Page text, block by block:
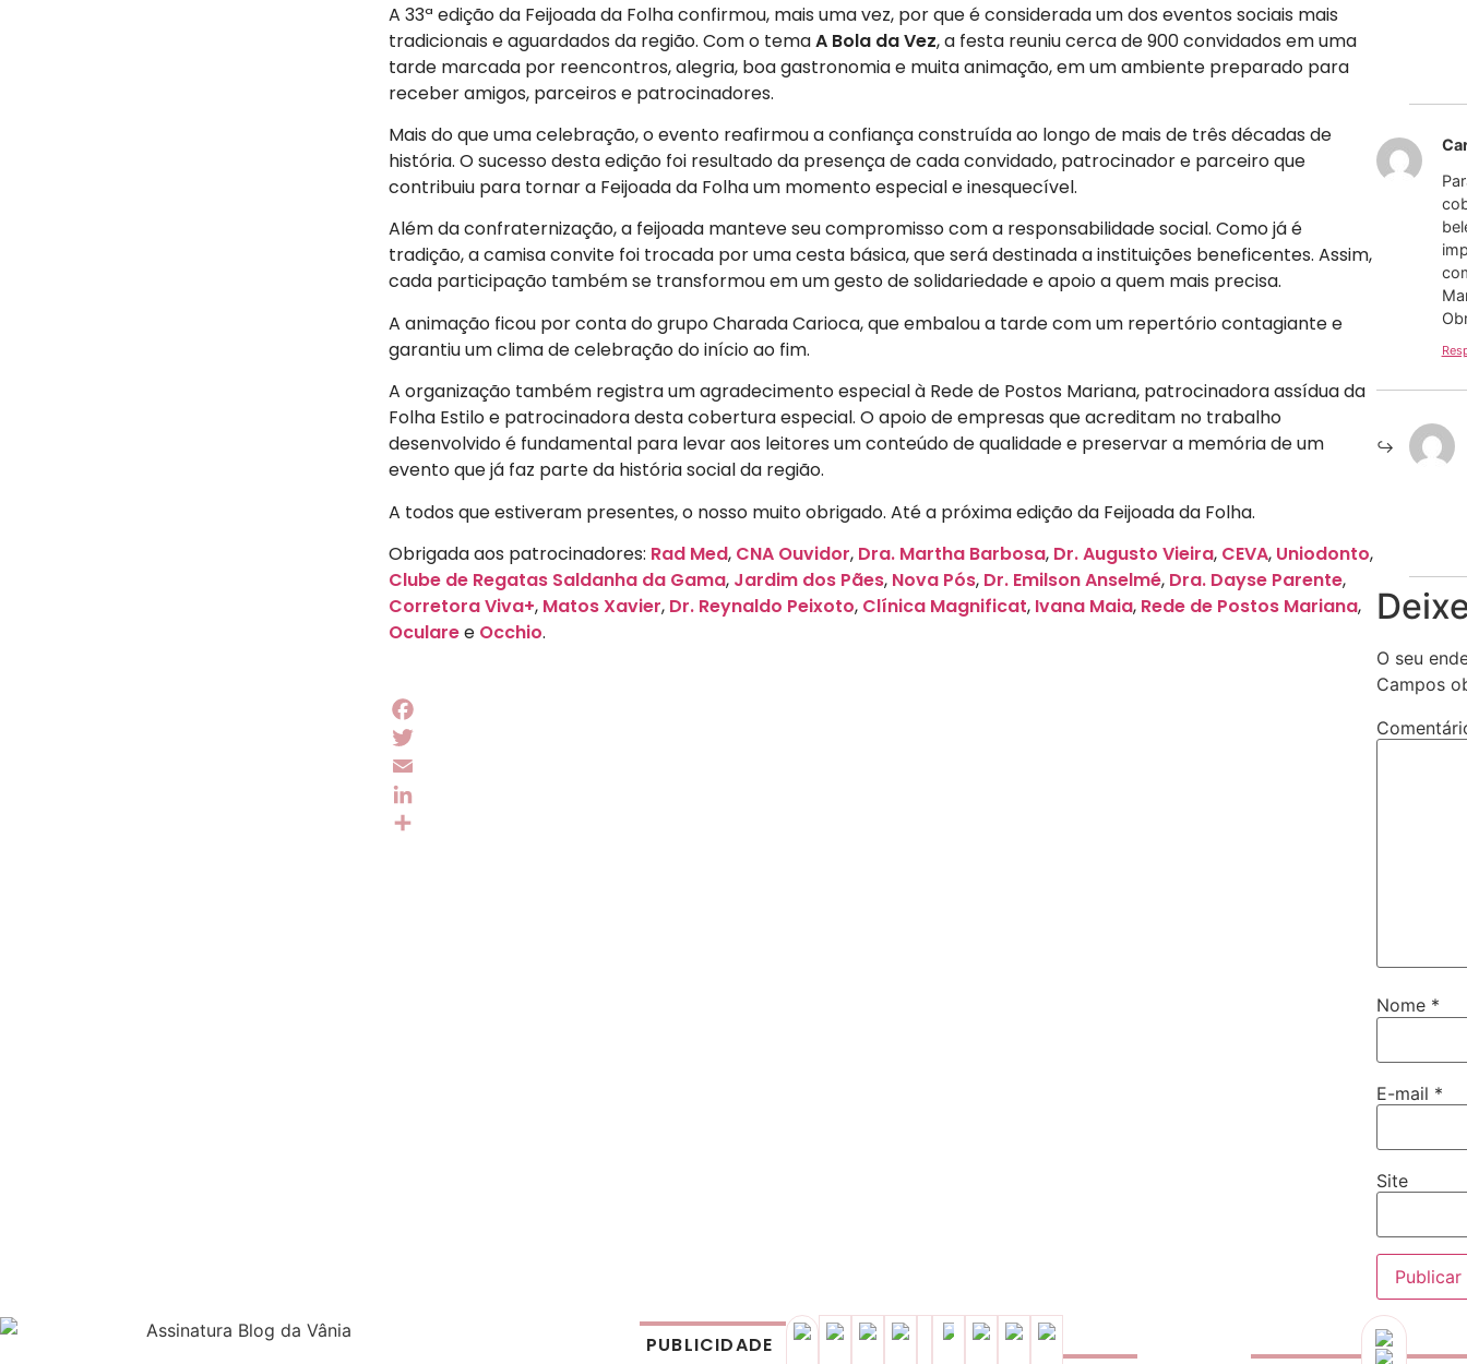
A 33ª edição da Feijoada da Folha confirmou, mais uma vez, por que é considerada um dos eventos sociais mais
tradicionais e aguardados da região. Com o temaA Bola da Vez, a festa reuniu cerca de 900 convidados em uma
tarde marcada por reencontros, alegria, boa gastronomia e muita animação, em um ambiente preparado para
receber amigos, parceiros e patrocinadores.
Mais do que uma celebração, o evento reafirmou a confiança construída ao longo de mais de três décadas de
história. O sucesso desta edição foi resultado da presença de cada convidado, patrocinador e parceiro que
contribuiu para tornar a Feijoada da Folha um momento especial e inesquecível.
Além da confraternização, a feijoada manteve seu compromisso com a responsabilidade social. Como já é
tradição, a camisa convite foi trocada por uma cesta básica, que será destinada a instituições beneficentes. Assim,
cada participação também se transformou em um gesto de solidariedade e apoio a quem mais precisa.
A animação ficou por conta do grupo Charada Carioca, que embalou a tarde com um repertório contagiante e
garantiu um clima de celebração do início ao fim.
A organização também registra um agradecimento especial à Rede de Postos Mariana, patrocinadora assídua da
Folha Estilo e patrocinadora desta cobertura especial. O apoio de empresas que acreditam no trabalho
desenvolvido é fundamental para levar aos leitores um conteúdo de qualidade e preservar a memória de um
evento que já faz parte da história social da região.
A todos que estiveram presentes, o nosso muito obrigado. Até a próxima edição da Feijoada da Folha.
Obrigada aos patrocinadores: Rad Med, CNA Ouvidor, Dra. Martha Barbosa, Dr. Augusto Vieira, CEVA, Uniodonto,
Clube de Regatas Saldanha da Gama, Jardim dos Pães, Nova Pós, Dr. Emilson Anselmé, Dra. Dayse Parente,
Corretora Viva+, Matos Xavier, Dr. Reynaldo Peixoto, Clínica Magnificat, Ivana Maia, Rede de Postos Mariana,
Ocularee Occhio.
Facebook
Twitter
Email
LinkedIn
O seu
Campos
Nome *
E-mail *
Site
PUBLICIDADE